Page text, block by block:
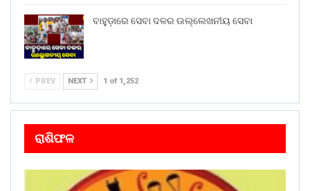
ବାହୁଡ଼ାରେ ସେବା ଦଳର ଉଲ୍ଲେଖନୀୟ ସେବା
PREV NEXT 1 of 1,252
ରାଶିଫଳ